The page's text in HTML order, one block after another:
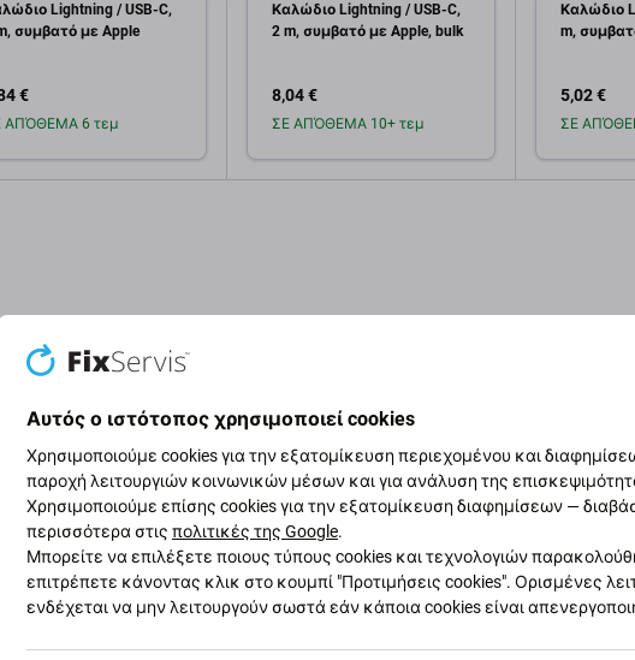
Lightning / USB-C,
συμβατό με Apple
€
ΑΠΌΘΕΜΑ 6 τεμ
Καλώδιο Lightning / USB-C,
2 m, συμβατό με Apple, bulk
8,04 €
ΣΕ ΑΠΌΘΕΜΑ 10+ τεμ
Καλώδιο
m,
5,02 €
ΣΕ
Περιγραφή και προδιαγραφές Ποιότητα
για Apple
2017)
Τύπος
Αυτός ο ιστότοπος χρησιμοποιεί cookies
Χρησιμοποιούμε cookies για την εξατομίκευση περιεχομένου και
παροχή λειτουργιών κοινωνικών μέσων και για ανάλυση της
Χρησιμοποιούμε επίσης cookies για την εξατομίκευση διαφημίσεων —
περισσότερα στις πολιτικές της Google.
Μπορείτε να επιλέξετε ποιους τύπους cookies και τεχνολογιών
επιτρέπετε κάνοντας κλικ στο κουμπί "Προτιμήσεις cookies". Ορισμένες
ενδέχεται να μην λειτουργούν σωστά εάν κάποια cookies είναι